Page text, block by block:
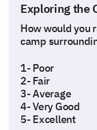
Exploring the
How would you
camp
1- Poor
2- Fair
3- Average
4- Very Good
5- Excellent